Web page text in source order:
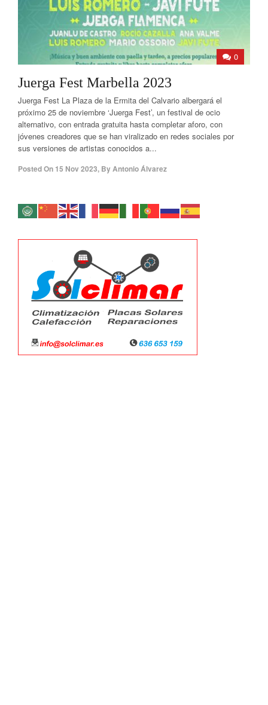
0
Juerga Fest Marbella 2023
Juerga Fest La Plaza de la Ermita del Calvario albergará el
próximo 25 de noviembre ‘Juerga Fest’, un festival de ocio
alternativo, con entrada gratuita hasta completar aforo, con
jóvenes creadores que se han viralizado en redes sociales por
sus versiones de artistas conocidos a...
Posted On 15 Nov 2023, ByAntonio Álvarez